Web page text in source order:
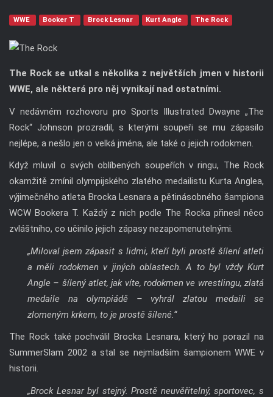
WWE Booker T Brock Lesnar Kurt Angle The Rock
The Rock se utkal s několika z největších jmen v historii
WWE, ale některá pro něj vynikají nad ostatními.
V nedávném rozhovoru pro Sports Illustrated Dwayne „The
Rock“ Johnson prozradil, s kterými soupeři se mu zápasilo
nejlépe, a nešlo jen o velká jména, ale také o jejich rodokmen.
Když mluvil o svých oblíbených soupeřích v ringu, The Rock
okamžitě zmínil olympijského zlatého medailistu Kurta Anglea,
výjimečného atleta Brocka Lesnara a pětinásobného šampiona
WCW Bookera T. Každý z nich podle The Rocka přinesl něco
zvláštního, co učinilo jejich zápasy nezapomenutelnými.
„Miloval jsem zápasit s lidmi, kteří byli prostě šílení atleti
a měli rodokmen v jiných oblastech. A to byl vždy Kurt
Angle – šílený atlet, jak víte, rodokmen ve wrestlingu, zlatá
medaile na olympiádě – vyhrál zlatou medaili se
zlomeným krkem, to je prostě šílené.“
The Rock také pochválil Brocka Lesnara, který ho porazil na
SummerSlam 2002 a stal se nejmladším šampionem WWE v
historii.
„Brock Lesnar byl stejný. Prostě neuvěřitelný, sportovec, s